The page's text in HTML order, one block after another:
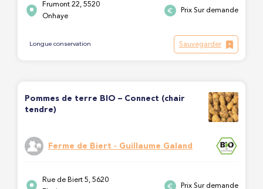
Frumont 22, 5520
Onhaye
Prix Sur demande
Longue conservation Sauvegarder
Pommes de terre BIO – Connect (chair
tendre)
Ferme de Biert - Guillaume Galand
Rue de Biert 5, 5620
Prix Sur demande